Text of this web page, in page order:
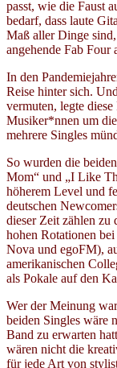
passt, wie die Faust
bedarf, dass laute
Maß aller Dinge
angehende Fab
In den
Reise hinter sich.
vermuten, legte
Musiker*nnen um
mehrere Singles
So wurden die
Mom“ und „I Like
höherem Level und
deutschen
dieser Zeit zählen zu
hohen Rotationen
Nova und egoFM),
amerikanischen
als Pokale auf den
Wer der Meinung
beiden Singles wäre
Band zu erwarten
wären nicht die
für jede Art von